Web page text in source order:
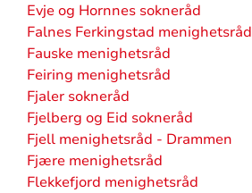
Evje og Hornnes sokneråd
Falnes Ferkingstad menighetsråd
Fauske menighetsråd
Feiring menighetsråd
Fjaler sokneråd
Fjelberg og Eid sokneråd
Fjell menighetsråd - Drammen
Fjære menighetsråd
Flekkefjord menighetsråd